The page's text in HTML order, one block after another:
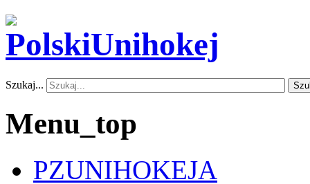
Szukaj...
Menu_top
PZUNIHOKEJA